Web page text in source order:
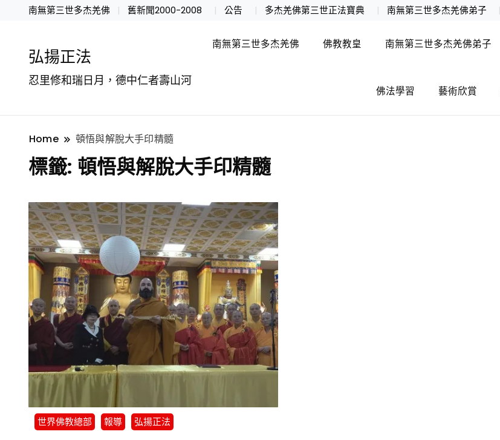
南無第三世多杰羌佛 舊新聞2000-2008 公告 多杰羌佛第三世正法寶典 南無第三世多杰羌佛弟子
弘揚正法
忍里修和瑞日月，德中仁者壽山河
南無第三世多杰羌佛 佛教教皇 南無第三世多杰羌佛弟子
佛法學習 藝術欣賞
Home 頓悟與解脫大手印精髓
標籤: 頓悟與解脫大手印精髓
世界佛教總部 報導 弘揚正法